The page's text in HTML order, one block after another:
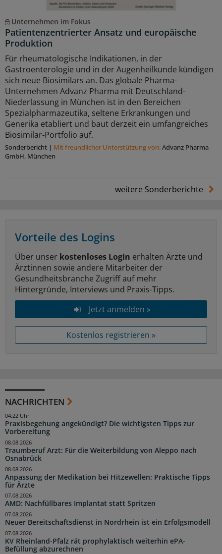
Unternehmen im Fokus
Patientenzentrierter Ansatz und europäische
Produktion
Für rheumatologische Indikationen, in der
Gastroenterologie und in der Augenheilkunde kündigen
sich neue Biosimilars an. Das globale Pharma-
Unternehmen Advanz Pharma mit Deutschland-
Niederlassung in München ist in den Bereichen
Spezialpharmazeutika, seltene Erkrankungen und
Generika etabliert und baut derzeit ein umfangreiches
Biosimilar-Portfolio auf.
Sonderbericht | Mit freundlicher Unterstützung von:Advanz Pharma
GmbH, München
weitere Sonderberichte
Vorteile des Logins
Über unser kostenloses Login erhalten Ärzte und
Ärztinnen sowie andere Mitarbeiter der
Gesundheitsbranche Zugriff auf mehr
Hintergründe, Interviews und Praxis-Tipps.
Jetzt anmelden »
Kostenlos registrieren »
NACHRICHTEN
Praxisbegehung angekündigt? Die wichtigsten Tipps zur
Vorbereitung
04:22 Uhr
Traumberuf Arzt: Für die Weiterbildung von Aleppo nach
Osnabrück
08.08.2026
Anpassung der Medikation bei Hitzewellen: Praktische Tipps
für Ärzte
08.08.2026
AMD: Nachfüllbares Implantat statt Spritzen
07.08.2026
Neuer Bereitschaftsdienst in Nordrhein ist ein Erfolgsmodell
07.08.2026
KV Rheinland-Pfalz rät prophylaktisch weiterhin ePA-
Befüllung abzurechnen
07.08.2026